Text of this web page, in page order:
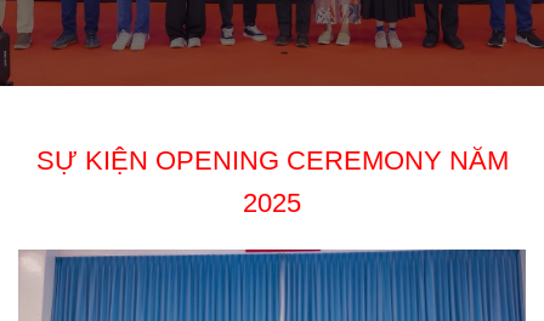
SỰ KIỆN OPENING CEREMONY NĂM
2025